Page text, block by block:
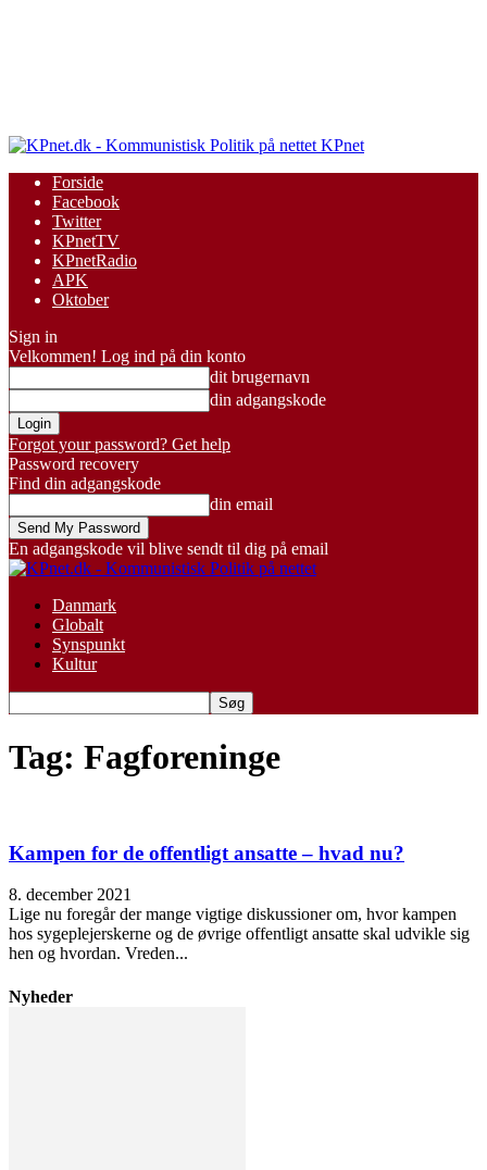
KPnet
Forside
Facebook
Twitter
KPnetTV
KPnetRadio
APK
Oktober
Sign in
Velkommen! Log ind på din konto
dit brugernavn
din adgangskode
Forgot your password? Get help
Password recovery
Find din adgangskode
din email
En adgangskode vil blive sendt til dig på email
Danmark
Globalt
Synspunkt
Kultur
Tag: Fagforeninge
Kampen for de offentligt ansatte – hvad nu?
8. december 2021
Lige nu foregår der mange vigtige diskussioner om, hvor kampen
hos sygeplejerskerne og de øvrige offentligt ansatte skal udvikle sig
hen og hvordan. Vreden...
Nyheder